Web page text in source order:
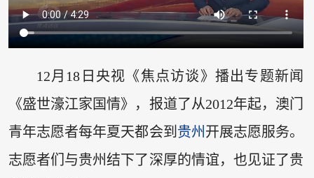
12月18日央视《焦点访谈》播出专题新闻
《盛世濠江家国情》，报道了从2012年起，澳门
青年志愿者每年夏天都会到 贵州 开展志愿服务。
志愿者们与贵州结下了深厚的情谊，也见证了贵